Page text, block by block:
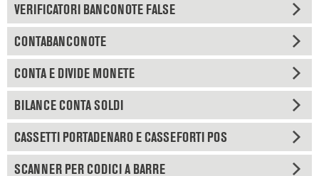
VERIFICATORI BANCONOTE FALSE
CONTABANCONOTE
CONTA E DIVIDE MONETE
BILANCE CONTA SOLDI
CASSETTI PORTADENARO E CASSEFORTI POS
SCANNER PER CODICI A BARRE